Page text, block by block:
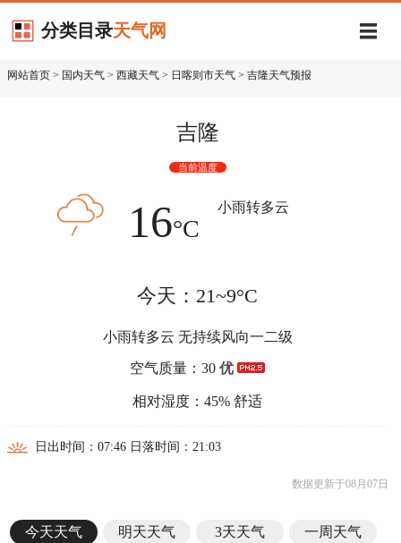
分类目录天气网
网站首页 > 国内天气 > 西藏天气 > 日喀则市天气 > 吉隆天气预报
吉隆
当前温度
16°C
小雨转多云
今天：21~9°C
小雨转多云 无持续风向一二级
空气质量：30优
相对湿度：45% 舒适
日出时间：07:46 日落时间：21:03
数据更新于08月07日
今天天气 明天天气 3天天气 一周天气